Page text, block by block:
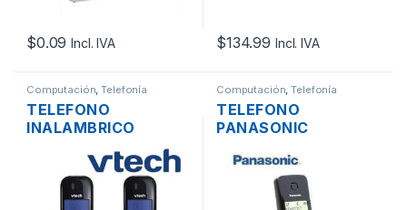
$0.09 Incl. IVA $134.99 Incl. IVA
Computación,Telefonía
TELEFONO
INALAMBRICO
VT680-2 DIGITAL
DECT 6.0 C-ID
NEGRO
Computación,Telefonía
TELEFONO
PANASONIC
TGB110LAB CALL ID
ALTAVOZ